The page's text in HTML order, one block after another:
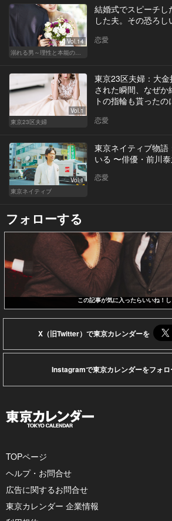
Vol.14
結婚式でスピーチし
した夫。その恐ろ
恋愛
Vol.1
東京23区夫婦
東京23区夫婦：大
された瞬間、なぜか
トの指輪も貰った
恋愛
Vol.1
東京ネイティブ
東京ネイティブ物
いる 〜俳優・前川
恋愛
フォローする
この記事が気に入ったらいいね！し
X（旧Twitter）で東京カレンダーを
Instagramで東京カレンダーをフォロ
TOPページ
ヘルプ・お問合せ
広告に関するお問合せ
東京カレンダー 企業情報